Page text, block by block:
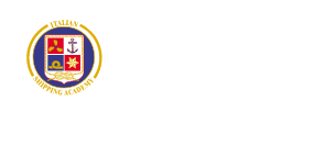
main
content